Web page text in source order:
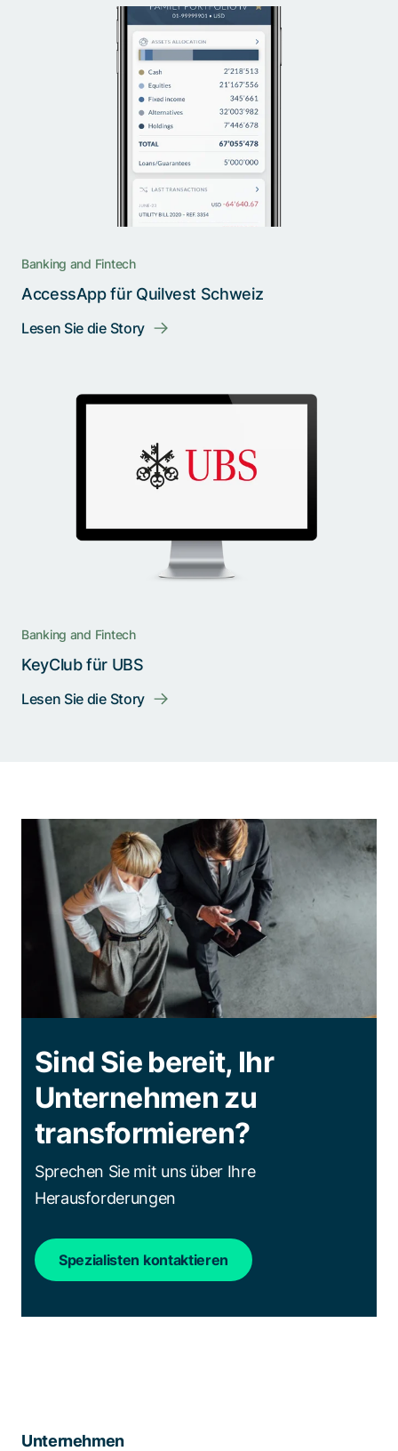
Banking and Fintech
AccessApp für Quilvest Schweiz
Lesen Sie die Story
Banking and Fintech
KeyClub für UBS
Lesen Sie die Story
Sind Sie bereit, Ihr
Unternehmen zu
transformieren?
Sprechen Sie mit uns über Ihre
Herausforderungen
Spezialisten kontaktieren
Unternehmen